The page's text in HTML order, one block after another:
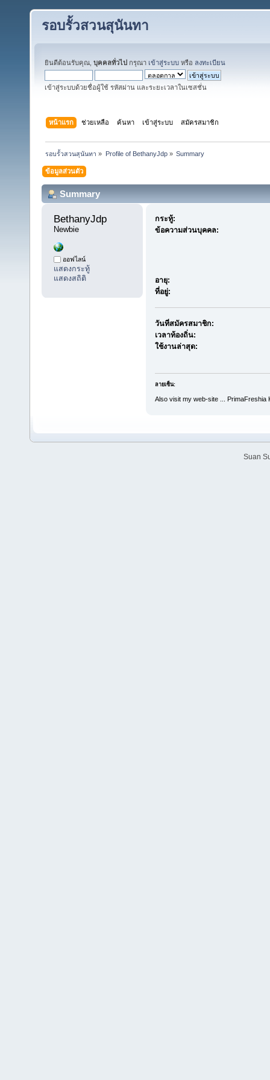
รอบรั้วสวนสุนันทา
ยินดีต้อนรับคุณ, บุคคลทั่วไป กรุณา เข้าสู่ระบบ หรือ ลงทะเบียน
เข้าสู่ระบบด้วยชื่อผู้ใช้ รหัสผ่าน และระยะเวลาในเซสชั่น
หน้าแรก ช่วยเหลือ ค้นหา เข้าสู่ระบบ สมัครสมาชิก
รอบรั้วสวนสุนันทา » Profile of BethanyJdp» Summary
ข้อมูลส่วนตัว
Summary
BethanyJdp
Newbie
ออฟไลน์
แสดงกระทู้
แสดงสถิติ
กระทู้:
ข้อความส่วนบุคคล:
อายุ:
ที่อยู่:
วันที่สมัครสมาชิก:
เวลาท้องถิ่น:
ใช้งานล่าสุด:
ลายเซ็น:
Also visit my web-site ... PrimaFreshia
Suan